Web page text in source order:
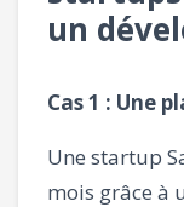
un
Cas 1 : Une
Une startup
mois grâce à